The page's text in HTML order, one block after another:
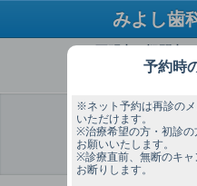
みよし歯
ご不明点・疑問点
TEL：
選 択
予約希望
日
予約希望
時間
予約時
※ネット予約は再診の
いただけます。
※治療希望の方・初診の
お願いいたします。
※診療直前、無断のキャ
お断りします。